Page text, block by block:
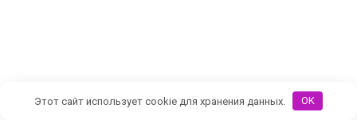
Этот сайт использует cookie для хранения данных. OK